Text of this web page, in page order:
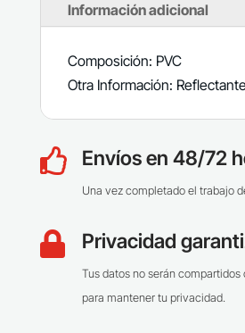
Información adicional
Composición: PVC
Otra Información:
 Envíos en 48/72
Una vez completado el trabajo
 Privacidad
Tus datos no serán compartidos
para mantener tu privacidad.